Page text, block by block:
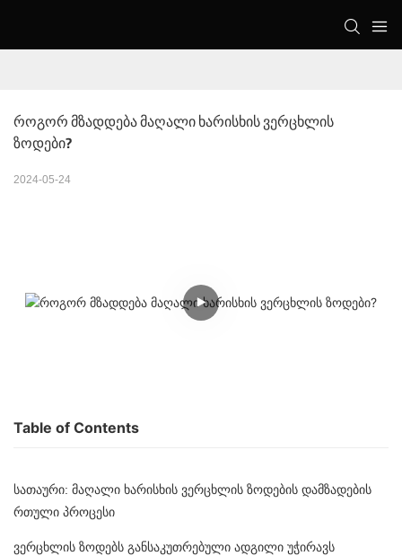
Როგორ Მზადდება Მაღალი Ხარისხის Ვერცხლის
Ზოდები?
2024-05-24
Table of Contents
სათაური: მაღალი ხარისხის ვერცხლის ზოდების დამზადების
რთული პროცესი
ვერცხლის ზოდებს განსაკუთრებული ადგილი უჭირავს